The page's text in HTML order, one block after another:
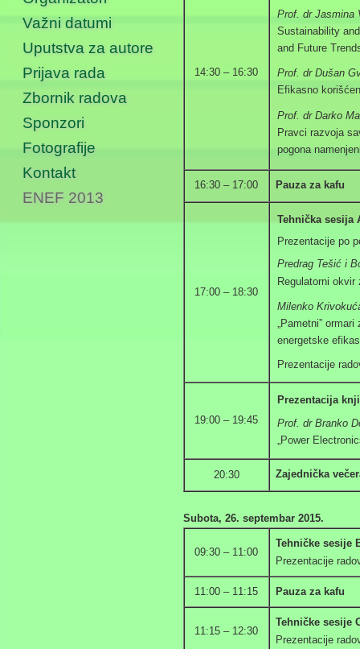
Važni datumi
Uputstva za autore
Prijava rada
Zbornik radova
Sponzori
Fotografije
Kontakt
ENEF 2013
14:30 – 16:30
Prof. dr Jasmina
Sustainability
and Future
Prof. dr Dušan
Efikasno
Prof. dr Darko
Pravci razvoja
pogona
16:30 – 17:00 Pauza za kafu
17:00 – 18:30
Tehnička sesija
Prezentacije po
Predrag Tešić i
Regulatorni
Milenko
„Pametni”
energetske
Prezentacije
19:00 – 19:45
Prezentacija
Prof. dr Branko
„Power
20:30 Zajednička
Subota, 26. septembar 2015.
09:30 – 11:00
Tehničke sesije
Prezentacije
11:00 – 11:15 Pauza za kafu
11:15 – 12:30
Tehničke sesije
Prezentacije